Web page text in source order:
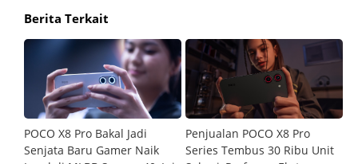
Berita Terkait
POCO X8 Pro Bakal Jadi
Senjata Baru Gamer Naik
Penjualan POCO X8 Pro
Series Tembus 30 Ribu Unit